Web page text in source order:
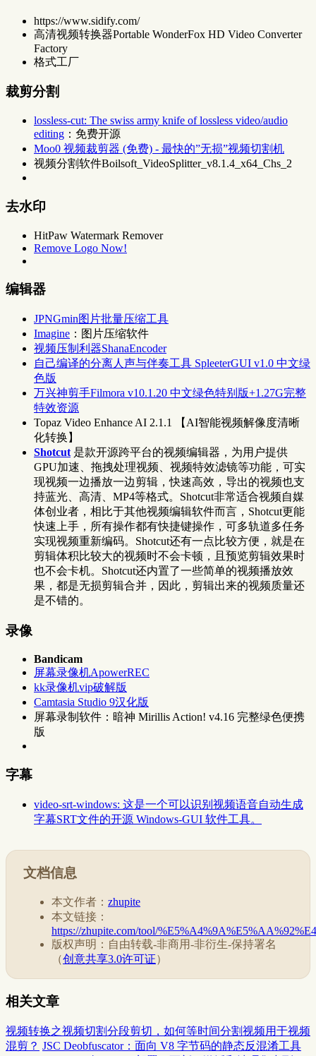
https://www.sidify.com/
高清视频转换器Portable WonderFox HD Video Converter
Factory
格式工厂
裁剪分割
lossless-cut: The swiss army knife of lossless video/audio
editing ：免费开源
Moo0 视频裁剪器 (免费) - 最快的”无损”视频切割机
视频分割软件Boilsoft_VideoSplitter_v8.1.4_x64_Chs_2
去水印
HitPaw Watermark Remover
Remove Logo Now!
编辑器
JPNGmin图片批量压缩工具
Imagine ：图片压缩软件
视频压制利器ShanaEncoder
自己编译的分离人声与伴奏工具 SpleeterGUI v1.0 中文绿
色版
万兴神剪手Filmora v10.1.20 中文绿色特别版+1.27G完整
特效资源
Topaz Video Enhance AI 2.1.1 【AI智能视频解像度清晰
化转换】
Shotcut 是款开源跨平台的视频编辑器，为用户提供
GPU加速、拖拽处理视频、视频特效滤镜等功能，可实
现视频一边播放一边剪辑，快速高效，导出的视频也支
持蓝光、高清、MP4等格式。Shotcut非常适合视频自媒
体创业者，相比于其他视频编辑软件而言，Shotcut更能
快速上手，所有操作都有快捷键操作，可多轨道多任务
实现视频重新编码。Shotcut还有一点比较方便，就是在
剪辑体积比较大的视频时不会卡顿，且预览剪辑效果时
也不会卡机。Shotcut还内置了一些简单的视频播放效
果，都是无损剪辑合并，因此，剪辑出来的视频质量还
是不错的。
录像
Bandicam
屏幕录像机ApowerREC
kk录像机vip破解版
Camtasia Studio 9汉化版
屏幕录制软件：暗神 Mirillis Action! v4.16 完整绿色便携
版
字幕
video-srt-windows: 这是一个可以识别视频语音自动生成
字幕SRT文件的开源 Windows-GUI 软件工具。
文档信息
本文作者： zhupite
本文链接：
https://zhupite.com/tool/
版权声明：自由转载-非商用-非衍生-保持署名
（创意共享3.0许可证）
相关文章
视频转换之视频切割分段剪切，如何等时间分割视频用于视频
混剪？ JSC Deobfuscator：面向 V8 字节码的静态反混淆工具